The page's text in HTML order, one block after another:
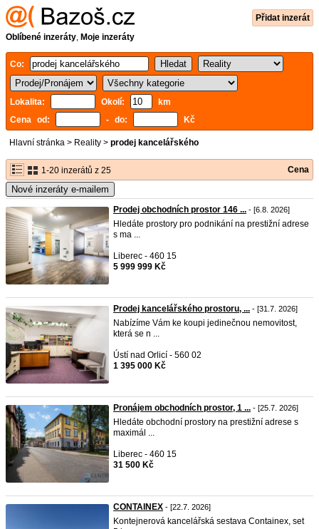
Přidat inzerát
Oblíbené inzeráty, Moje inzeráty
Co:
Lokalita: Okolí:
km
Cena od:
- do: Kč
Hlavní stránka > Reality > prodej kancelářského
1-20 inzerátů z 25 Cena
Nové inzeráty e-mailem
Prodej obchodních prostor 146 ... - [6.8. 2026]
Hledáte prostory pro podnikání na prestižní adrese
s ma ...
Liberec - 460 15
5 999 999 Kč
Prodej kancelářského prostoru, ... - [31.7. 2026]
Nabízíme Vám ke koupi jedinečnou nemovitost,
která se n ...
Ústí nad Orlicí - 560 02
1 395 000 Kč
Pronájem obchodních prostor, 1 ... - [25.7. 2026]
Hledáte obchodní prostory na prestižní adrese s
maximál ...
Liberec - 460 15
31 500 Kč
CONTAINEX - [22.7. 2026]
Kontejnerová kancelářská sestava Containex, set